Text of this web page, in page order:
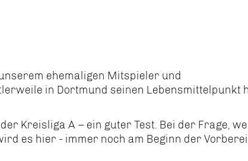
ehemaligen Mitspieler und
in Dortmund seinen Lebensmittelpunkt
Kreisliga A – ein guter Test. Bei der Frage,
es hier - immer noch am Beginn der